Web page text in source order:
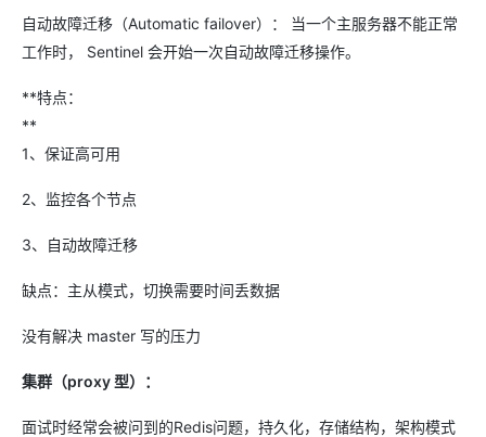
自动故障迁移（Automatic failover）： 当一个主服务器不能正常
工作时， Sentinel 会开始一次自动故障迁移操作。
**特点：
**
1、保证高可用
2、监控各个节点
3、自动故障迁移
缺点：主从模式，切换需要时间丢数据
没有解决 master 写的压力
集群（proxy 型）：
面试时经常会被问到的Redis问题，持久化，存储结构，架构模式